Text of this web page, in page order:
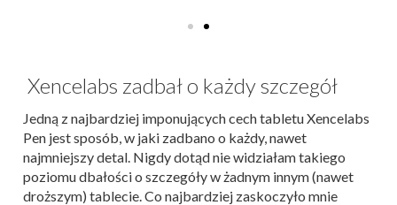
Xencelabs zadbał o każdy szczegół
Jedną z najbardziej imponujących cech tabletu Xencelabs
Pen jest sposób, w jaki zadbano o każdy, nawet
najmniejszy detal. Nigdy dotąd nie widziałam takiego
poziomu dbałości o szczegóły w żadnym innym (nawet
droższym) tablecie. Co najbardziej zaskoczyło mnie